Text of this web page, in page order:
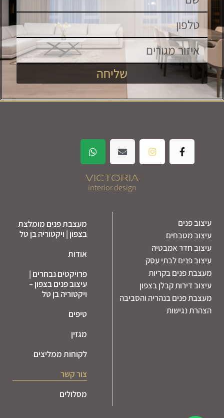
שליחה
מעצבת פנים מומלצת
בצפון | ויקטוריה בן טל
אודות
פרויקטים נבחרים |
עיצוב פנים בצפון –
ויקטוריה בן טל
טיפים
מגזין
לקוחות ממליצים
צור קשר
מסלולים
עיצוב פנים
עיצוב מטבחים
עיצוב חדר אמבטיה
עיצוב פנים לבתי עסק
מעצבת פנים בקריות
עיצוב דירות קבלן בצפון
מעצבת פנים בנהריה והסביבה
הצהרת נגישות
VICTORIA
interior design